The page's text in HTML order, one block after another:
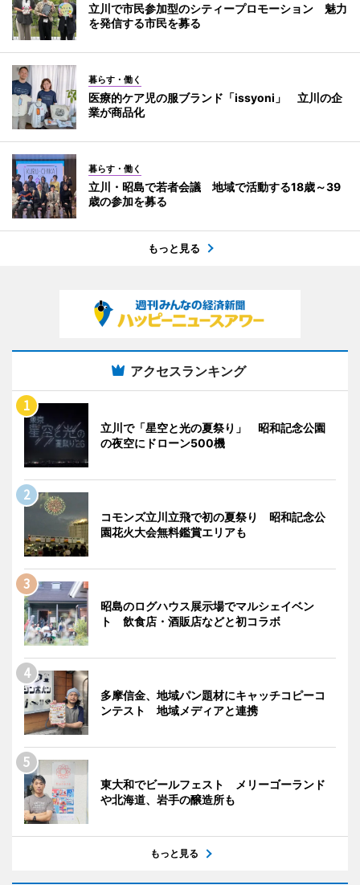
立川で市民参加型のシティープロモーション 魅力
を発信する市民を募る
暮らす・働く
医療的ケア児の服ブランド「issyoni」 立川の企
業が商品化
暮らす・働く
立川・昭島で若者会議 地域で活動する18歳～39
歳の参加を募る
もっと見る
アクセスランキング
立川で「星空と光の夏祭り」 昭和記念公園
の夜空にドローン500機
コモンズ立川立飛で初の夏祭り 昭和記念公
園花火大会無料鑑賞エリアも
昭島のログハウス展示場でマルシェイベン
ト 飲食店・酒販店などと初コラボ
多摩信金、地域パン題材にキャッチコピーコ
ンテスト 地域メディアと連携
東大和でビールフェスト メリーゴーランド
や北海道、岩手の醸造所も
もっと見る